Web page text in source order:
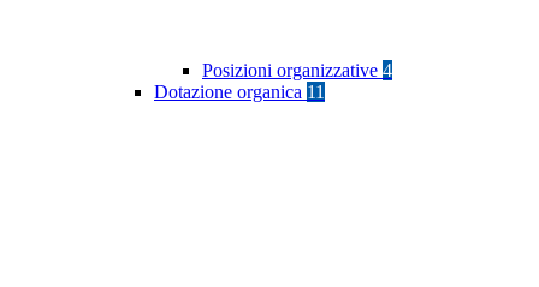
Posizioni organizzative 4
Dotazione organica 11